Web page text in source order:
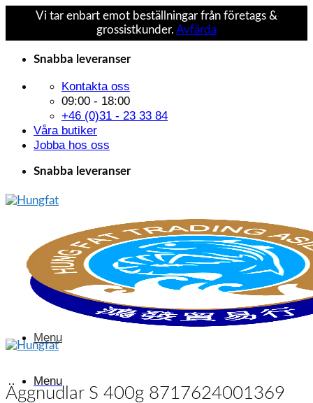
Vi tar enbart emot beställningar från företags &
grossistkunder. Avfärda
Snabba leveranser
Kontakta oss
09:00 - 18:00
+46 (0)31 - 23 33 84
Våra butiker
Jobba hos oss
Snabba leveranser
Menu
Menu
Äggnudlar S 400g 8717624001369